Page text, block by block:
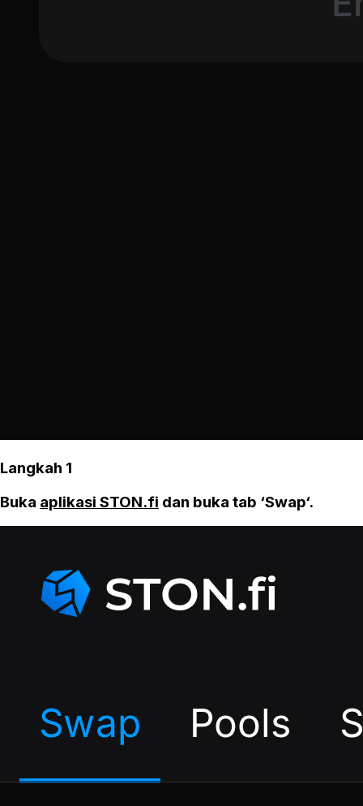
Langkah 1
Buka aplikasi STON.fi dan buka tab ‘Swap‘.